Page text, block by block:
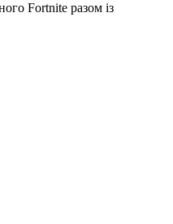
Fortnite разом із